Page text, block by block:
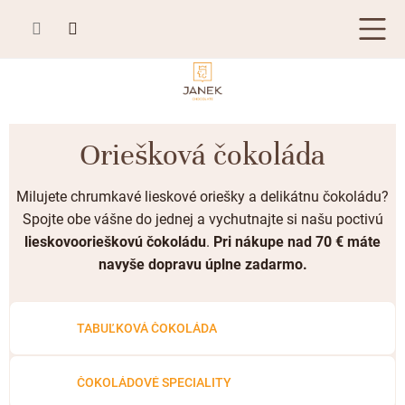
Plnená čokoláda
Mliečna čokoláda
Horká čokoláda
Biela čokoláda
Čokoláda Passion
BONBONIÉRY, PRALINKY A HĽUZOVKY
Bonboniéry
Kusové pralinky a hľuzovky
ČOKOLÁDOVÉ ŠPECIALITY
Čokoládové lízanky
Cibuľové chutney
ZÁKAZKOVÁ VÝROBA
Letné darčeky
Svadobné čokolády
KAKAOVÉ VÝROBKY
Oriešková čokoláda
Milujete chrumkavé lieskové oriešky a delikátnu čokoládu?
Spojte obe vášne do jednej a vychutnajte si našu poctivú
lieskovoorieškovú čokoládu. Pri nákupe nad 70 € máte
navyše dopravu úplne zadarmo.
TABUĽKOVÁ ČOKOLÁDA
ČOKOLÁDOVÉ SPECIALITY